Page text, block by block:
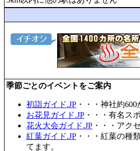
季節ごとのイベントをご案内
初詣ガイド.JP ・・・神社約
お花見ガイド.JP ・・・有名ス
花火大会ガイド.JP ・・・アク
紅葉ガイド.JP ・・・紅葉の種
てます。